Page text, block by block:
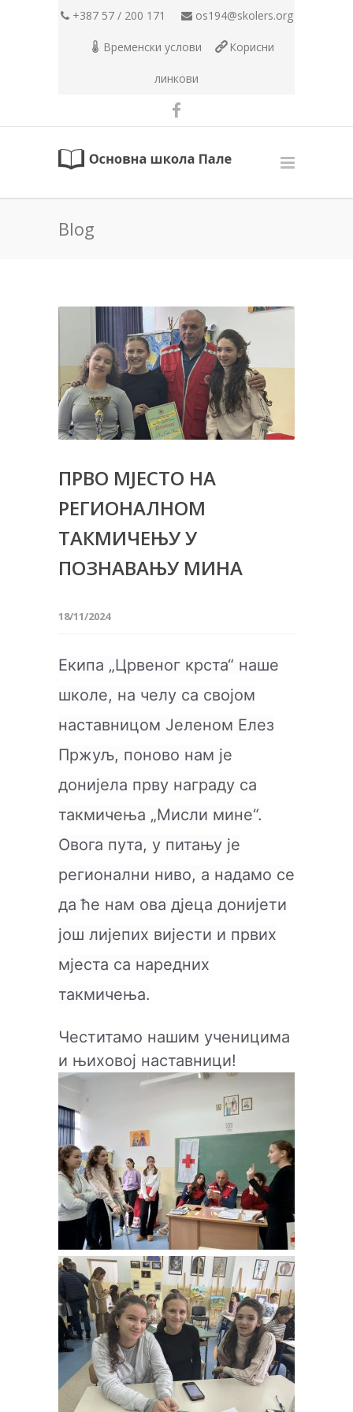
+387 57 / 200 171 os194@skolers.org
Временски услови Корисни
линкови
Blog
ПРВО МЈЕСТО НА
РЕГИОНАЛНОМ
ТАКМИЧЕЊУ У
ПОЗНАВАЊУ МИНА
18/11/2024
Екипа „Црвеног крста“ наше
школе, на челу са својом
наставницом Јеленом Елез
Пржуљ, поново нам је
донијела прву награду cа
такмичењa „Мисли мине“.
Овога пута, у питању је
регионални ниво, а надамо се
да ће нам ова д‌јеца донијети
још лијепих вијести и првих
мјеста са наредних
такмичења.
Честитамо нашим ученицима
и њиховој наставници!